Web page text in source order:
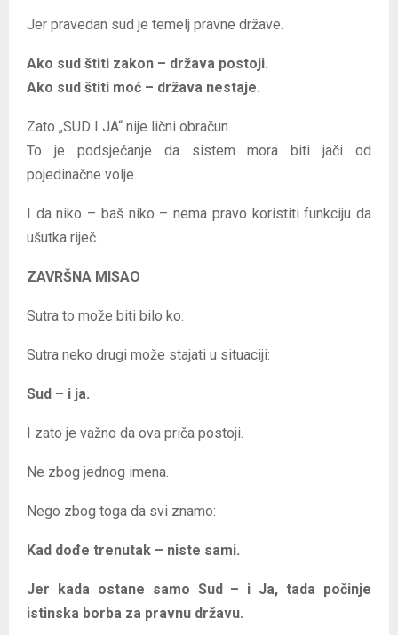
Jer pravedan sud je temelj pravne države.
Ako sud štiti zakon – država postoji.
Ako sud štiti moć – država nestaje.
Zato „SUD I JA“ nije lični obračun.
To je podsjećanje da sistem mora biti jači od
pojedinačne volje.
I da niko – baš niko – nema pravo koristiti funkciju da
ušutka riječ.
ZAVRŠNA MISAO
Sutra to može biti bilo ko.
Sutra neko drugi može stajati u situaciji:
Sud – i ja.
I zato je važno da ova priča postoji.
Ne zbog jednog imena.
Nego zbog toga da svi znamo:
Kad dođe trenutak – niste sami.
Jer kada ostane samo Sud – i Ja, tada počinje
istinska borba za pravnu državu.